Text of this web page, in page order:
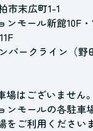
市末広町1-1
モール新館10F・
パークライン（野
場はございません。
モールの各駐車場
をご利用ください